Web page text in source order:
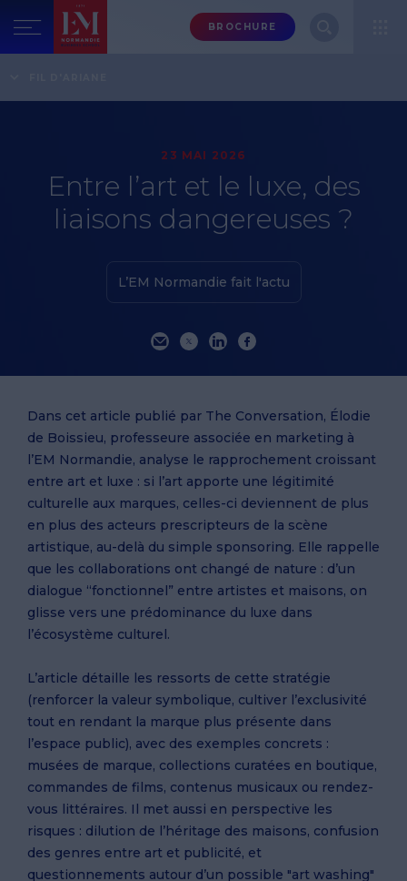
Menu
header-
BROCHURE
23 MAI 2026
Entre l’art et le luxe, des
liaisons dangereuses ?
L’EM Normandie fait l'actu
Dans cet article publié par The Conversation, Élodie
de Boissieu, professeure associée en marketing à
l’EM Normandie, analyse le rapprochement croissant
entre art et luxe : si l’art apporte une légitimité
culturelle aux marques, celles-ci deviennent de plus
en plus des acteurs prescripteurs de la scène
artistique, au-delà du simple sponsoring. Elle rappelle
que les collaborations ont changé de nature : d’un
dialogue “fonctionnel” entre artistes et maisons, on
glisse vers une prédominance du luxe dans
l’écosystème culturel.
L’article détaille les ressorts de cette stratégie
(renforcer la valeur symbolique, cultiver l’exclusivité
tout en rendant la marque plus présente dans
l’espace public), avec des exemples concrets :
musées de marque, collections curatées en boutique,
commandes de films, contenus musicaux ou rendez-
vous littéraires. Il met aussi en perspective les
risques : dilution de l’héritage des maisons, confusion
des genres entre art et publicité, et
questionnements autour d’un possible "art washing"